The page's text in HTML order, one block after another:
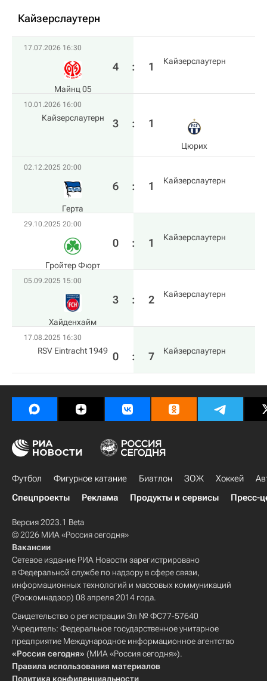
Кайзерслаутерн
17.07.2026 16:30
Майнц 05
4 : 1 Кайзерслаутерн
10.01.2026 16:00
Кайзерслаутерн 3 : 1
Цюрих
02.12.2025 20:00
Герта
6 : 1 Кайзерслаутерн
29.10.2025 20:00
Гройтер Фюрт
0 : 1 Кайзерслаутерн
05.09.2025 15:00
Хайденхайм
3 : 2 Кайзерслаутерн
17.08.2025 16:30
RSV Eintracht 1949 0 : 7 Кайзерслаутерн
Футбол Фигурное катание Биатлон ЗОЖ Хоккей
Спецпроекты
Реклама Продукты и сервисы Пресс-
Версия 2023.1 Beta
© 2026 МИА «Россия сегодня»
Вакансии
Сетевое издание РИА Новости зарегистрировано
в Федеральной службе по надзору в сфере связи,
информационных технологий и массовых коммуникаций
(Роскомнадзор) 08 апреля 2014 года.
Свидетельство о регистрации Эл № ФС77-57640
Учредитель: Федеральное государственное унитарное
предприятие Международное информационное агентство
«Россия сегодня» (МИА «Россия сегодня»).
Правила использования материалов
Политика конфиденциальности